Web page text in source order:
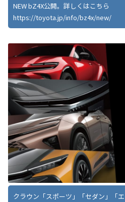
NEW bZ4X公開。詳しくはこちら
https://toyota.jp/info/bz4x/new/
クラウン「スポーツ」「セダン」「